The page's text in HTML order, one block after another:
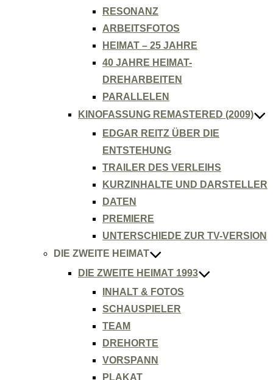
RESONANZ
ARBEITSFOTOS
HEIMAT – 25 JAHRE
40 JAHRE HEIMAT-
DREHARBEITEN
PARALLELEN
KINOFASSUNG REMASTERED (2009)
EDGAR REITZ ÜBER DIE
ENTSTEHUNG
TRAILER DES VERLEIHS
KURZINHALTE UND DARSTELLER
DATEN
PREMIERE
UNTERSCHIEDE ZUR TV-VERSION
DIE ZWEITE HEIMAT
DIE ZWEITE HEIMAT 1993
INHALT & FOTOS
SCHAUSPIELER
TEAM
DREHORTE
VORSPANN
PLAKAT